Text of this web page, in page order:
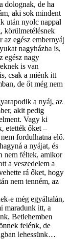
dolognak, de ha
aki sok mindent
után nyolc nappal
körülmetélésnek
egész embernyáj
nagyházba is,
egész nagy
is van
csak a miénk itt
de őt még nem
a nyáj, az
akit pedig
Vagy ki
etették őket –
fordulhatna elő.
a nyájat, és
nem féltek, amikor
a veszedelem a
rá őket, hogy
nem tenném, az
e még egyáltalán,
maradunk itt, a
Betlehemben
felénk, de
lehessünk…